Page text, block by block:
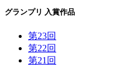
グランプリ 入賞作品
第23回
第22回
第21回